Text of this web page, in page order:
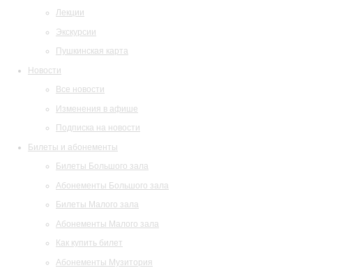
Лекции
Экскурсии
Пушкинская карта
Новости
Все новости
Изменения в афише
Подписка на новости
Билеты и абонементы
Билеты Большого зала
Абонементы Большого зала
Билеты Малого зала
Абонементы Малого зала
Как купить билет
Абонементы Музитория